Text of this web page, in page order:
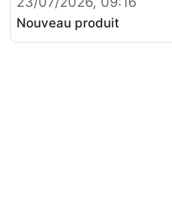
Nouveau produit